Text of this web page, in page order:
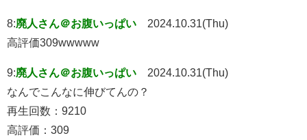
8:廃人さん＠お腹いっぱい
2024.10.31(Thu)
高評価309wwwww
9:廃人さん＠お腹いっぱい
2024.10.31(Thu)
なんでこんなに伸びてんの？
再生回数：9210
高評価：309